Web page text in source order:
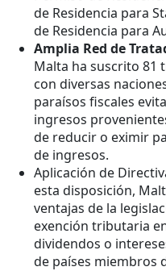
de Residencia para
de Residencia para
Amplia Red de
Malta ha suscrito 81
con diversas
paraísos fiscales
ingresos
de reducir o eximir
de ingresos.
Aplicación de
esta disposición,
ventajas de la
exención tributaria
dividendos o
de países miembros